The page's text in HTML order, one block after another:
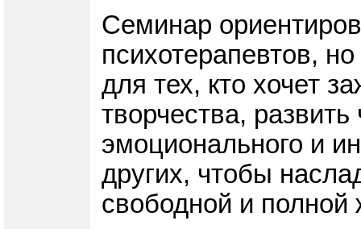
Семинар
психотерапевтов,
для тех, кто хочет
творчества,
эмоционального и
других, чтобы
свободной и полной